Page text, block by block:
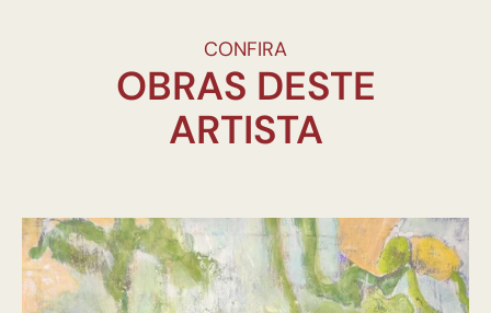
CONFIRA
OBRAS DESTE
ARTISTA